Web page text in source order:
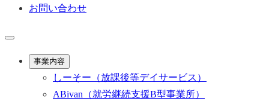
お問い合わせ
事業内容
しーそー （放課後等デイサービス）
ABivan （就労継続支援B型事業所）